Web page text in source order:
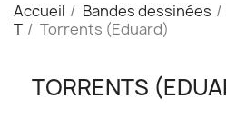
Accueil Bandes dessinées
T
Torrents (Eduard)
TORRENTS